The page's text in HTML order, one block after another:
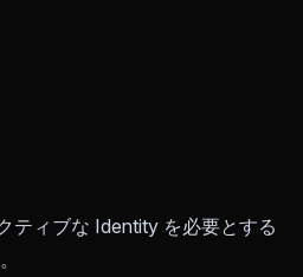
ティブな Identity を必要とする